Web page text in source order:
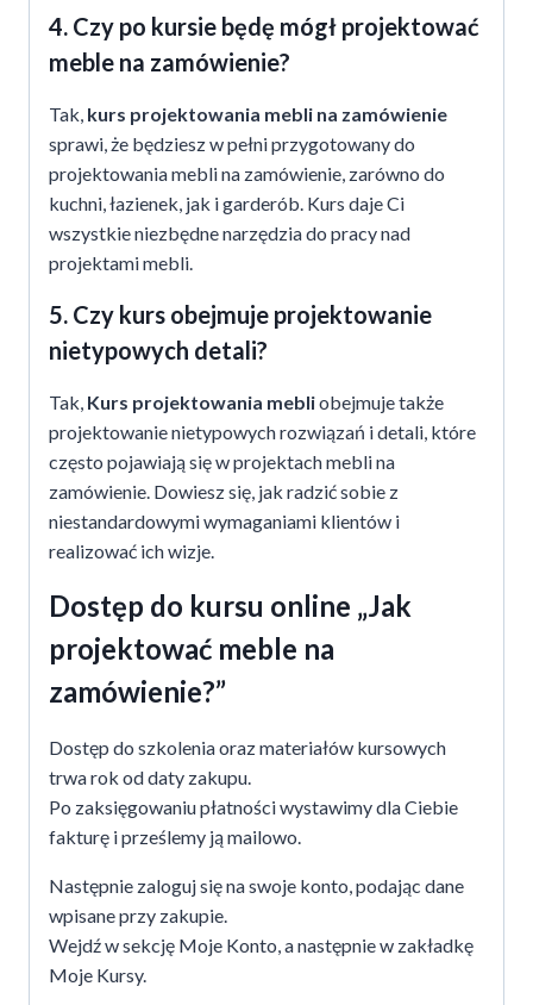
4. Czy po kursie będę mógł projektować
meble na zamówienie?
Tak, kurs projektowania mebli na zamówienie
sprawi, że będziesz w pełni przygotowany do
projektowania mebli na zamówienie, zarówno do
kuchni, łazienek, jak i garderób. Kurs daje Ci
wszystkie niezbędne narzędzia do pracy nad
projektami mebli.
5. Czy kurs obejmuje projektowanie
nietypowych detali?
Tak, Kurs projektowania mebliobejmuje także
projektowanie nietypowych rozwiązań i detali, które
często pojawiają się w projektach mebli na
zamówienie. Dowiesz się, jak radzić sobie z
niestandardowymi wymaganiami klientów i
realizować ich wizje.
Dostęp do kursu online „Jak
projektować meble na
zamówienie?”
Dostęp do szkolenia oraz materiałów kursowych
trwa rok od daty zakupu.
Po zaksięgowaniu płatności wystawimy dla Ciebie
fakturę i prześlemy ją mailowo.
Następnie zaloguj się na swoje konto, podając dane
wpisane przy zakupie.
Wejdź w sekcję Moje Konto, a następnie w zakładkę
Moje Kursy.